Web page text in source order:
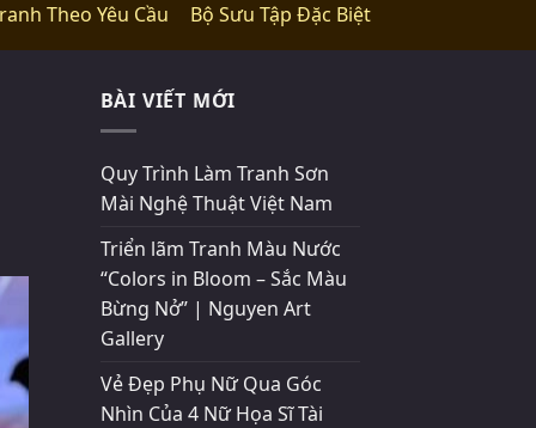
Theo Yêu Cầu Bộ Sưu Tập Đặc Biệt
BÀI VIẾT MỚI
Quy Trình Làm Tranh Sơn
Mài Nghệ Thuật Việt Nam
Triển lãm Tranh Màu Nước
“Colors in Bloom – Sắc Màu
Bừng Nở” | Nguyen Art
Gallery
Vẻ Đẹp Phụ Nữ Qua Góc
Nhìn Của 4 Nữ Họa Sĩ Tài